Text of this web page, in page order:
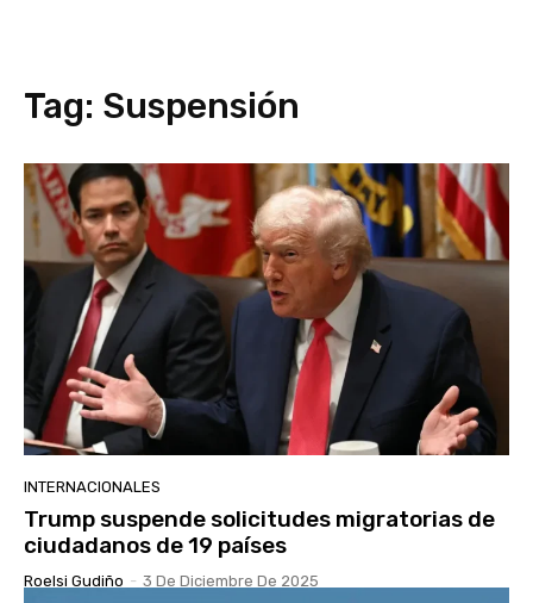
Tag: Suspensión
INTERNACIONALES
Trump suspende solicitudes migratorias de
ciudadanos de 19 países
Roelsi Gudiño - 3 De Diciembre De 2025